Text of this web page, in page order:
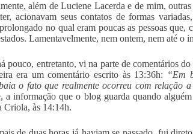
além de Luciene Lacerda e de mim,
acionavam seus contatos de formas
no qual eram poucas as pessoas que,
Lamentavelmente, nem ontem, nem até o
pouco, entretanto, vi na parte de comentários
era um comentário escrito às 13:36h: “Em
o fato que realmente ocorreu com relação
a informação que o blog guarda quando
Criola, às 14:14h.